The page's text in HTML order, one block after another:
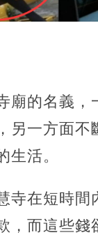
廟的名義，
另一方面不
生活。
寺在短時間
，而這些錢